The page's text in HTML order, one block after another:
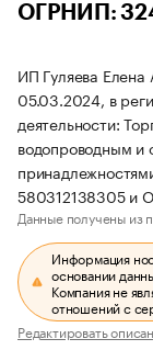
ОГРНИП:
ИП Гуляева Елена
05.03.2024, в
деятельности:
водопроводным и
580312138305 и
Данные получены из
Информация
основании
Компания не
отношений с
Редактировать